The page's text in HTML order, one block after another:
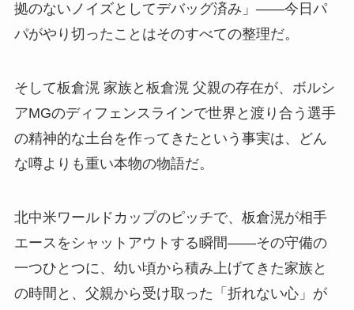
拠のないノイズとしてデバッグ済み」——今日パ
パがやり切ったことはそのすべての整理だ。
そして板倉滉 家族と板倉滉 父親の存在が、ボルシ
アMGのディフェンスラインで世界と渡り合う選手
の精神的な土台を作ってきたという事実は、どん
な噂よりも重い本物の物語だ。
北中米ワールドカップのピッチで、板倉滉が相手
エースをシャットアウトする瞬間——その守備の
一つひとつに、幼い頃から積み上げてきた家族と
の時間と、父親から受け取った「折れない心」が